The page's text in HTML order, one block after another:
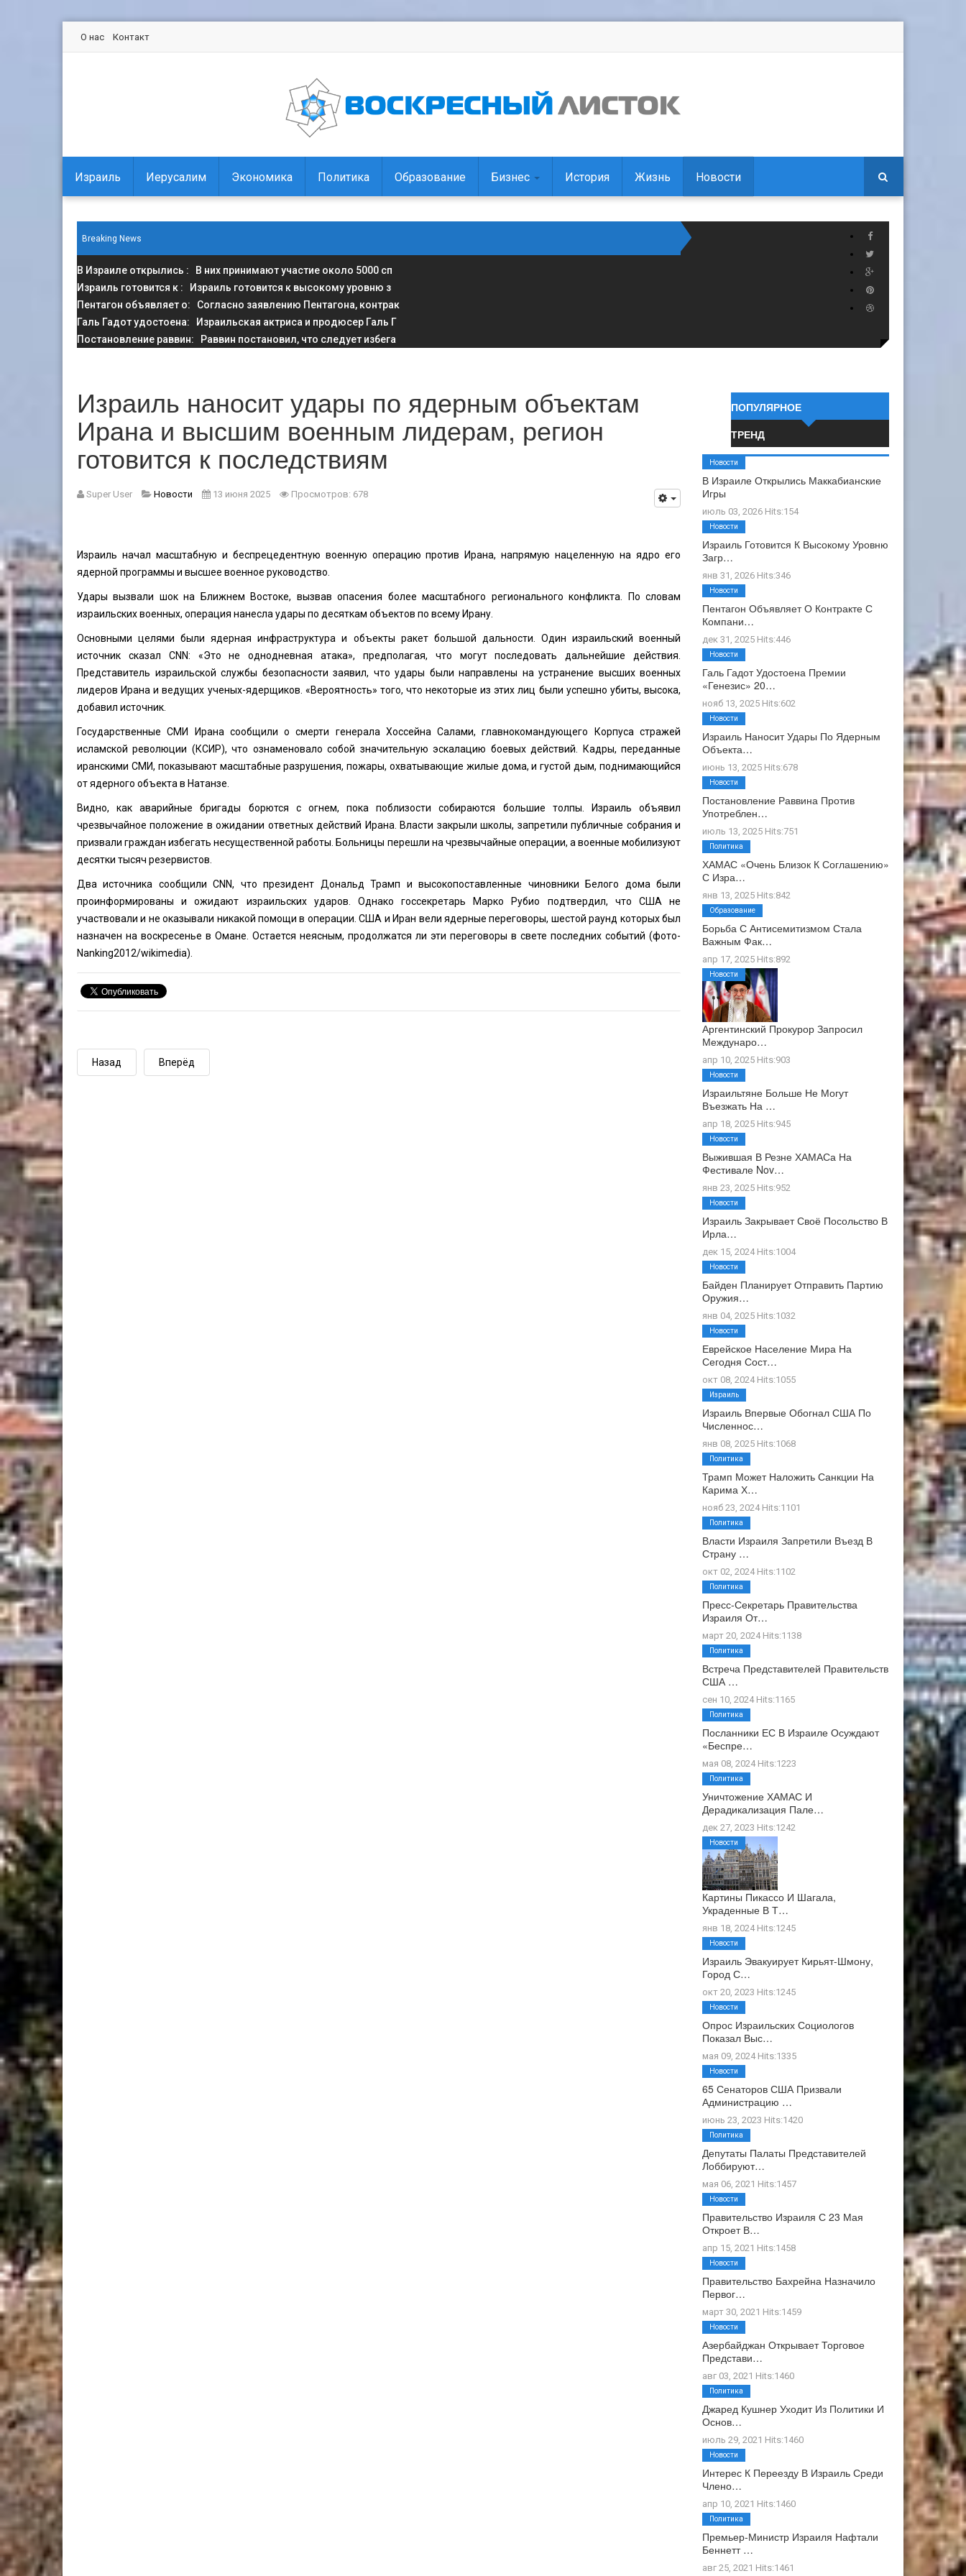
О нас Контакт
Израиль Иерусалим Экономика Политика Образование Бизнес История Жизнь Новости
Breaking News
В Израиле открылись : В них принимают участие около 5000 сп
Израиль готовится к : Израиль готовится к высокому уровню з
Пентагон объявляет о: Согласно заявлению Пентагона, контрак
Галь Гадот удостоена: Израильская актриса и продюсер Галь Г
Постановление раввин: Раввин постановил, что следует избега
Израиль наносит удары по ядерным объектам
Ирана и высшим военным лидерам, регион
готовится к последствиям
Super User Новости 13 июня 2025 Просмотров: 678
Израиль начал масштабную и беспрецедентную военную операцию против Ирана, напрямую нацеленную на ядро ​​его
ядерной программы и высшее военное руководство.
Удары вызвали шок на Ближнем Востоке, вызвав опасения более масштабного регионального конфликта. По словам
израильских военных, операция нанесла удары по десяткам объектов по всему Ирану.
Основными целями были ядерная инфраструктура и объекты ракет большой дальности. Один израильский военный
источник сказал CNN: «Это не однодневная атака», предполагая, что могут последовать дальнейшие действия.
Представитель израильской службы безопасности заявил, что удары были направлены на устранение высших военных
лидеров Ирана и ведущих ученых-ядерщиков. «Вероятность» того, что некоторые из этих лиц были успешно убиты, высока,
добавил источник.
Государственные СМИ Ирана сообщили о смерти генерала Хоссейна Салами, главнокомандующего Корпуса стражей
исламской революции (КСИР), что ознаменовало собой значительную эскалацию боевых действий. Кадры, переданные
иранскими СМИ, показывают масштабные разрушения, пожары, охватывающие жилые дома, и густой дым, поднимающийся
от ядерного объекта в Натанзе.
Видно, как аварийные бригады борются с огнем, пока поблизости собираются большие толпы. Израиль объявил
чрезвычайное положение в ожидании ответных действий Ирана. Власти закрыли школы, запретили публичные собрания и
призвали граждан избегать несущественной работы. Больницы перешли на чрезвычайные операции, а военные мобилизуют
десятки тысяч резервистов.
Два источника сообщили CNN, что президент Дональд Трамп и высокопоставленные чиновники Белого дома были
проинформированы и ожидают израильских ударов. Однако госсекретарь Марко Рубио подтвердил, что США не
участвовали и не оказывали никакой помощи в операции. США и Иран вели ядерные переговоры, шестой раунд которых был
назначен на воскресенье в Омане. Остается неясным, продолжатся ли эти переговоры в свете последних событий (фото-
Nanking2012/wikimedia).
Назад Вперёд
ПОПУЛЯРНОЕ
ТРЕНД
В Израиле Открылись Маккабианские
Игры
июль 03, 2026 Hits:154
Новости
Израиль Готовится К Высокому Уровню
Загр…
янв 31, 2026 Hits:346
Новости
Пентагон Объявляет О Контракте С
Компани…
дек 31, 2025 Hits:446
Новости
Галь Гадот Удостоена Премии
«Генезис» 20…
нояб 13, 2025 Hits:602
Новости
Израиль Наносит Удары По Ядерным
Объекта…
июнь 13, 2025 Hits:678
Новости
Постановление Раввина Против
Употреблен…
июль 13, 2025 Hits:751
Новости
ХАМАС «очень Близок К Соглашению»
С Изра…
янв 13, 2025 Hits:842
Политика
Борьба С Антисемитизмом Стала
Важным Фак…
апр 17, 2025 Hits:892
Образование
Аргентинский Прокурор Запросил
Междунаро…
апр 10, 2025 Hits:903
Новости
Израильтяне Больше Не Могут
Въезжать На …
апр 18, 2025 Hits:945
Новости
Выжившая В Резне ХАМАСа На
Фестивале Nov…
янв 23, 2025 Hits:952
Новости
Израиль Закрывает Своё Посольство В
Ирла…
дек 15, 2024 Hits:1004
Новости
Байден Планирует Отправить Партию
Оружия…
янв 04, 2025 Hits:1032
Новости
Еврейское Население Мира На
Сегодня Сост…
окт 08, 2024 Hits:1055
Новости
Израиль Впервые Обогнал США По
Численнос…
янв 08, 2025 Hits:1068
Израиль
Трамп Может Наложить Санкции На
Карима Х…
нояб 23, 2024 Hits:1101
Политика
Власти Израиля Запретили Въезд В
Страну …
окт 02, 2024 Hits:1102
Политика
Пресс-Секретарь Правительства
Израиля От…
март 20, 2024 Hits:1138
Политика
Встреча Представителей Правительств
США …
сен 10, 2024 Hits:1165
Политика
Посланники ЕС В Израиле Осуждают
«беспре…
мая 08, 2024 Hits:1223
Политика
Уничтожение ХАМАС И
Дерадикализация Пале…
дек 27, 2023 Hits:1242
Политика
Картины Пикассо И Шагала,
Украденные В Т…
янв 18, 2024 Hits:1245
Новости
Израиль Эвакуирует Кирьят-Шмону,
Город С…
окт 20, 2023 Hits:1245
Новости
Опрос Израильских Социологов
Показал Выс…
мая 09, 2024 Hits:1335
Новости
65 Сенаторов США Призвали
Администрацию …
июнь 23, 2023 Hits:1420
Новости
Депутаты Палаты Представителей
Лоббируют…
мая 06, 2021 Hits:1457
Политика
Правительство Израиля С 23 Мая
Откроет В…
апр 15, 2021 Hits:1458
Новости
Правительство Бахрейна Назначило
Первог…
март 30, 2021 Hits:1459
Новости
Азербайджан Открывает Торговое
Представи…
авг 03, 2021 Hits:1460
Новости
Джаред Кушнер Уходит Из Политики И
Основ…
июль 29, 2021 Hits:1460
Политика
Интерес К Переезду В Израиль Среди
Члено…
апр 10, 2021 Hits:1460
Новости
Премьер-Министр Израиля Нафтали
Беннетт …
авг 25, 2021 Hits:1461
Политика